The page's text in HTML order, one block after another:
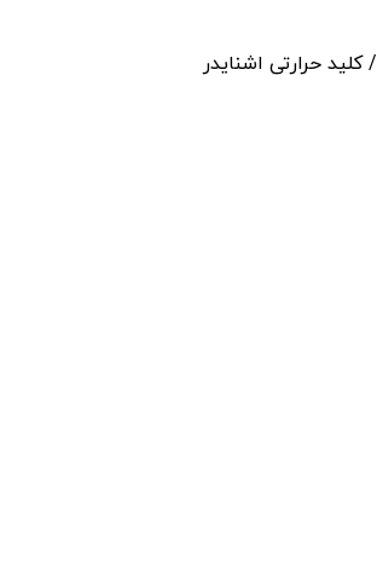
/ کلید حرارتی اشنایدر